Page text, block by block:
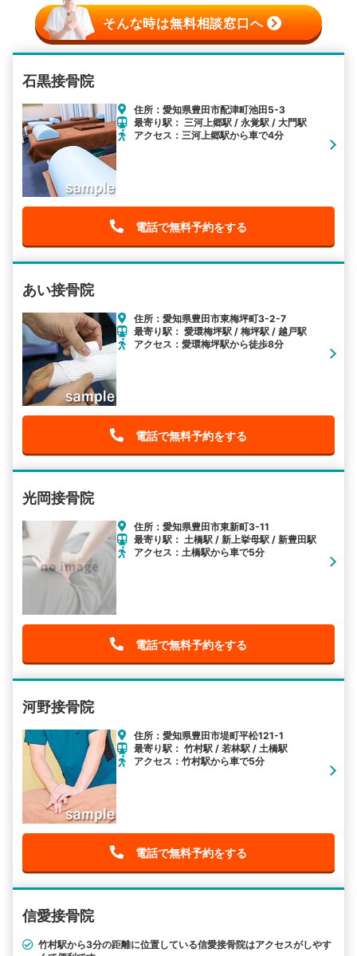
そんな時は無料相談窓口へ
石黒接骨院
住所：愛知県豊田市配津町池田5-3
最寄り駅： 三河上郷駅 / 永覚駅 / 大門駅
アクセス：三河上郷駅から車で4分
電話で無料予約をする
あい接骨院
住所：愛知県豊田市東梅坪町3-2-7
最寄り駅： 愛環梅坪駅 / 梅坪駅 / 越戸駅
アクセス：愛環梅坪駅から徒歩8分
電話で無料予約をする
光岡接骨院
住所：愛知県豊田市東新町3-11
最寄り駅： 土橋駅 / 新上挙母駅 / 新豊田駅
アクセス：土橋駅から車で5分
電話で無料予約をする
河野接骨院
住所：愛知県豊田市堤町平松121-1
最寄り駅： 竹村駅 / 若林駅 / 土橋駅
アクセス：竹村駅から車で5分
電話で無料予約をする
信愛接骨院
竹村駅から3分の距離に位置している信愛接骨院はアクセスがしやす